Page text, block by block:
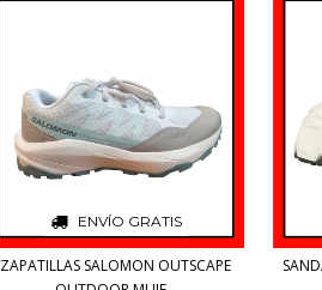
ENVÍO GRATIS
ZAPATILLAS SALOMON OUTSCAPE